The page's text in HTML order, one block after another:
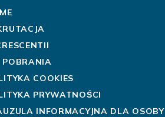
POBRANIA
COOKIES
PRYWATNOŚCI
INFORMACYJNA DLA OSOBY